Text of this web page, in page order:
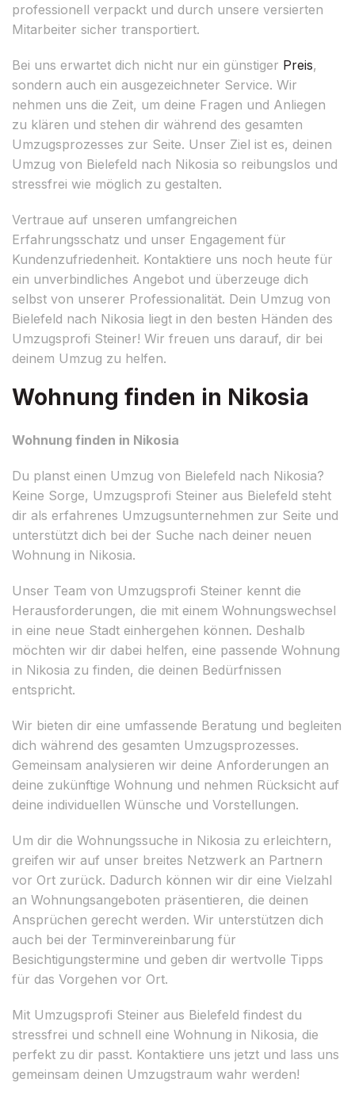
professionell verpackt und durch unsere versierten
Mitarbeiter sicher transportiert.
Bei uns erwartet dich nicht nur ein günstiger Preis,
sondern auch ein ausgezeichneter Service. Wir
nehmen uns die Zeit, um deine Fragen und Anliegen
zu klären und stehen dir während des gesamten
Umzugsprozesses zur Seite. Unser Ziel ist es, deinen
Umzug von Bielefeld nach Nikosia so reibungslos und
stressfrei wie möglich zu gestalten.
Vertraue auf unseren umfangreichen
Erfahrungsschatz und unser Engagement für
Kundenzufriedenheit. Kontaktiere uns noch heute für
ein unverbindliches Angebot und überzeuge dich
selbst von unserer Professionalität. Dein Umzug von
Bielefeld nach Nikosia liegt in den besten Händen des
Umzugsprofi Steiner! Wir freuen uns darauf, dir bei
deinem Umzug zu helfen.
Wohnung finden in Nikosia
Wohnung finden in Nikosia
Du planst einen Umzug von Bielefeld nach Nikosia?
Keine Sorge, Umzugsprofi Steiner aus Bielefeld steht
dir als erfahrenes Umzugsunternehmen zur Seite und
unterstützt dich bei der Suche nach deiner neuen
Wohnung in Nikosia.
Unser Team von Umzugsprofi Steiner kennt die
Herausforderungen, die mit einem Wohnungswechsel
in eine neue Stadt einhergehen können. Deshalb
möchten wir dir dabei helfen, eine passende Wohnung
in Nikosia zu finden, die deinen Bedürfnissen
entspricht.
Wir bieten dir eine umfassende Beratung und begleiten
dich während des gesamten Umzugsprozesses.
Gemeinsam analysieren wir deine Anforderungen an
deine zukünftige Wohnung und nehmen Rücksicht auf
deine individuellen Wünsche und Vorstellungen.
Um dir die Wohnungssuche in Nikosia zu erleichtern,
greifen wir auf unser breites Netzwerk an Partnern
vor Ort zurück. Dadurch können wir dir eine Vielzahl
an Wohnungsangeboten präsentieren, die deinen
Ansprüchen gerecht werden. Wir unterstützen dich
auch bei der Terminvereinbarung für
Besichtigungstermine und geben dir wertvolle Tipps
für das Vorgehen vor Ort.
Mit Umzugsprofi Steiner aus Bielefeld findest du
stressfrei und schnell eine Wohnung in Nikosia, die
perfekt zu dir passt. Kontaktiere uns jetzt und lass uns
gemeinsam deinen Umzugstraum wahr werden!